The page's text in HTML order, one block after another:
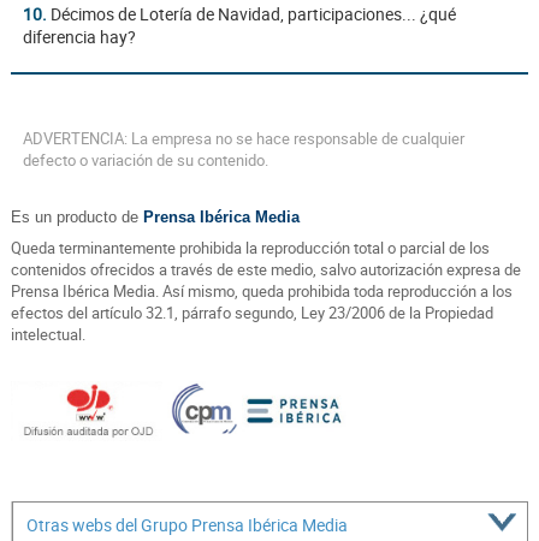
10. Décimos de Lotería de Navidad, participaciones... ¿qué
diferencia hay?
ADVERTENCIA: La empresa no se hace responsable de cualquier
defecto o variación de su contenido.
Es un producto de Prensa Ibérica Media
Queda terminantemente prohibida la reproducción total o parcial de los
contenidos ofrecidos a través de este medio, salvo autorización expresa de
Prensa Ibérica Media. Así mismo, queda prohibida toda reproducción a los
efectos del artículo 32.1, párrafo segundo, Ley 23/2006 de la Propiedad
intelectual.
Otras webs del Grupo Prensa Ibérica Media